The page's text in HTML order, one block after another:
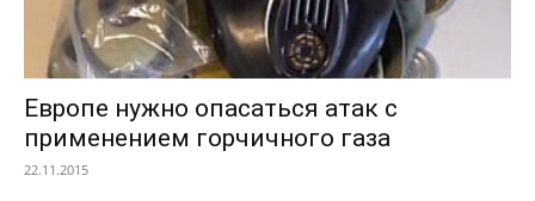
Европе нужно опасаться атак с
применением горчичного газа
22.11.2015